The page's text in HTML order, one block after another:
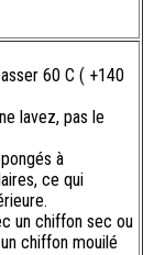
60 C ( +140
lavez, pas le
à
ce qui
un chiffon sec ou
chiffon mouilé